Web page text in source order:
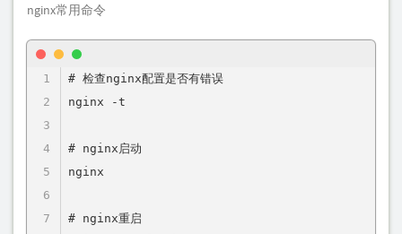
    ssl_ciphers HIGH:!aNULL:!MD5;
    # 安全防护配置（Block common exploits）
add_header X-Frame-Options "SAMEORIGIN"
add_header X-XSS-Protection "1;
add_header Referrer-Policy "strict-origin"
add_header Strict-Transport-Security
    # 主请求代理配置
nginx常用命令
# 检查nginx配置是否有错误
nginx -t
# nginx启动
nginx
# nginx重启